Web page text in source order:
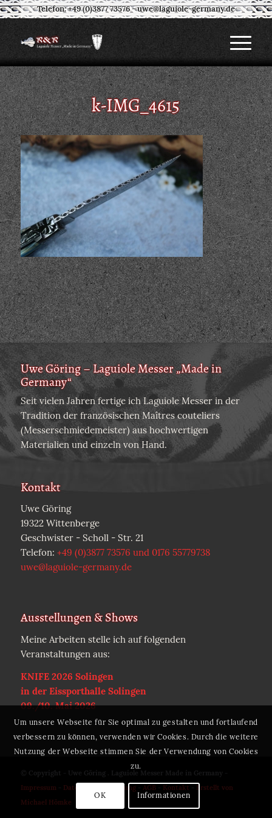
Telefon: +49 (0)3877 73576-uwe@laguiole-germany.de
k-IMG_4615
Uwe Göring – Laguiole Messer „Made in
Germany“
Seit vielen Jahren fertige ich Laguiole Messer in der
Tradition der französischen Maîtres couteliers
(Messerschmiedemeister) aus hochwertigen
Materialien und einzeln von Hand.
Kontakt
Uwe Göring
19322 Wittenberge
Geschwister - Scholl - Str. 21
Telefon: +49 (0)3877 73576 und 0176 55779738
uwe@laguiole-germany.de
Ausstellungen & Shows
Meine Arbeiten stelle ich auf folgenden
Veranstaltungen aus:
KNIFE 2026 Solingen
in der Eissporthalle Solingen
09./10. Mai 2026
© Copyright - Uwe Göring . Laguiole Messer Made in Germany -
Impressum- Datenschutzerklärung- AGB- Kontakt
Erstellt von
Michael Hömke
Um unsere Webseite für Sie optimal zu gestalten und fortlaufend
verbessern zu können, verwenden wir Cookies. Durch die weitere
Nutzung der Webseite stimmen Sie der Verwendung von Cookies
zu.
OK Informationen